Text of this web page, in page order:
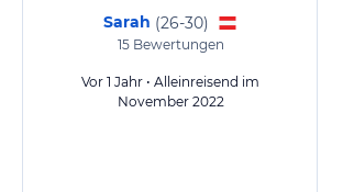
Sarah (26-30)
15Bewertungen
Vor 1 Jahr • Alleinreisend im
November 2022